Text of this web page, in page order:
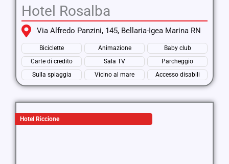
Hotel Rosalba
Via Alfredo Panzini, 145, Bellaria-Igea Marina RN
Biciclette Animazione
Baby club
Carte di credito
Sala TV
Parcheggio
Sulla spiaggia
Vicino al mare Accesso disabili
Hotel Riccione